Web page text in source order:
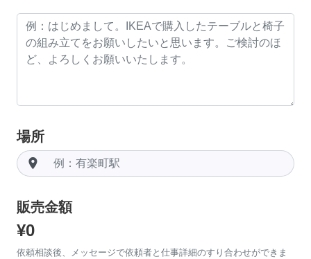
場所
room
販売金額
¥0
依頼相談後、メッセージで依頼者と仕事詳細のすり合わせができま